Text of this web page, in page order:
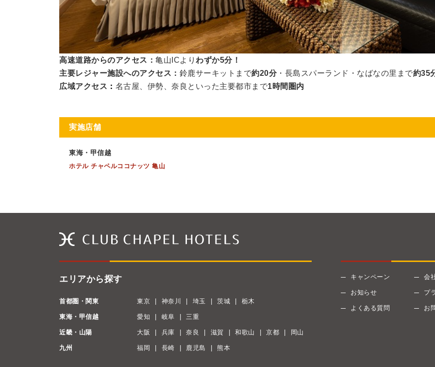
高速道路からのアクセス： 亀山ICより わずか5分！
主要レジャー施設へのアクセス： 鈴鹿サーキットまで約20分・長島スパーランド・なばなの里まで約35
広域アクセス ： 名古屋、伊勢、奈良といった主要都市まで1時間圏内
実施店舗
東海・甲信越
ホテル チャペルココナッツ 亀山
エリアから探す
首都圏・関東 東京 神奈川 埼玉 茨城 栃木
東海・甲信越 愛知 岐阜 三重
近畿・山陽 大阪 兵庫 奈良 滋賀 和歌山 京都 岡山
九州 福岡 長崎 鹿児島 熊本
キャンペーン
お知らせ
よくある質問
会
プ
お